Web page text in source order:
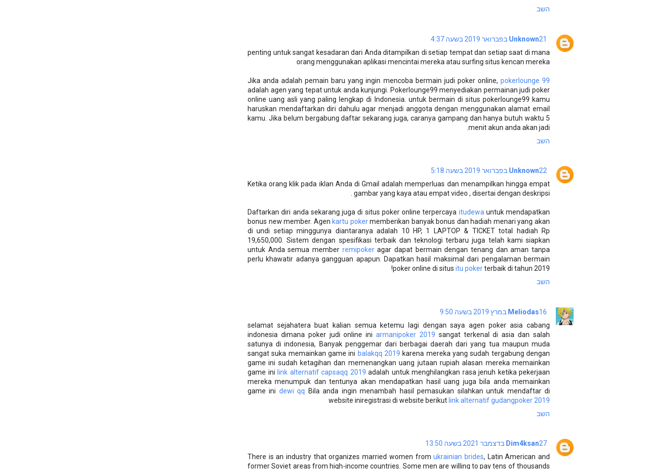
השב
Unknown21 בפברואר 2019 בשעה 4:37
penting untuk sangat kesadaran dari Anda ditampilkan di setiap tempat dan setiap saat di mana
orang menggunakan aplikasi mencintai mereka atau surfing situs kencan mereka
Jika anda adalah pemain baru yang ingin mencoba bermain judi poker online, pokerlounge 99
adalah agen yang tepat untuk anda kunjungi. Pokerlounge99 menyediakan permainan judi poker
online uang asli yang paling lengkap di Indonesia. untuk bermain di situs pokerlounge99 kamu
haruskan mendaftarkan diri dahulu agar menjadi anggota dengan menggunakan alamat email
kamu. Jika belum bergabung daftar sekarang juga, caranya gampang dan hanya butuh waktu 5
menit akun anda akan jadi.
השב
Unknown22 בפברואר 2019 בשעה 5:18
Ketika orang klik pada iklan Anda di Gmail adalah memperluas dan menampilkan hingga empat
gambar yang kaya atau empat video , disertai dengan deskripsi .
Daftarkan diri anda sekarang juga di situs poker online terpercaya itudewa untuk mendapatkan
bonus new member. Agen kartu pokermemberikan banyak bonus dan hadiah menari yang akan
di undi setiap minggunya diantaranya adalah 10 HP, 1 LAPTOP & TICKET total hadiah Rp
19,650,000. Sistem dengan spesifikasi terbaik dan teknologi terbaru juga telah kami siapkan
untuk Anda semua member remipokeragar dapat bermain dengan tenang dan aman tanpa
perlu khawatir adanya gangguan apapun. Dapatkan hasil maksimal dari pengalaman bermain
poker online di situs itu pokerterbaik di tahun 2019!
השב
Meliodas16 במרץ 2019 בשעה 9:50
selamat sejahatera buat kalian semua ketemu lagi dengan saya agen poker asia cabang
indonesia dimana poker judi online iniarmanipoker 2019 sangat terkenal di asia dan salah
satunya di indonesia, Banyak penggemar dari berbagai daerah dari yang tua maupun muda
sangat suka memainkan game ini balakqq 2019 karena mereka yang sudah tergabung dengan
game ini sudah ketagihan dan memenangkan uang jutaan rupiah alasan mereka memainkan
game ini link alternatif capsaqq 2019 adalah untuk menghilangkan rasa jenuh ketika pekerjaan
mereka menumpuk dan tentunya akan mendapatkan hasil uang juga bila anda memainkan
game ini dewi qq Bila anda ingin menambah hasil pemasukan silahkan untuk mendaftar di
website iniregistrasi di website berikutlink alternatif gudangpoker 2019
השב
Dim4ksan27 בדצמבר 2021 בשעה 13:50
There is an industry that organizes married women fromukrainian brides, Latin American and
former Soviet areas from high-income countries. Some men are willing to pay tens of thousands